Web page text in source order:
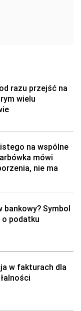
razu przejść na
wielu
na wspólne
mówi
nie ma
bankowy? Symbol
o podatku
w fakturach dla